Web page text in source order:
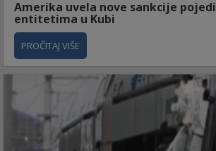
Amerika uvela nove sankcije
entitetima u Kubi
PROČITAJ VIŠE